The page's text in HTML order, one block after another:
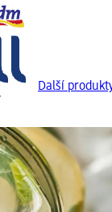
Další